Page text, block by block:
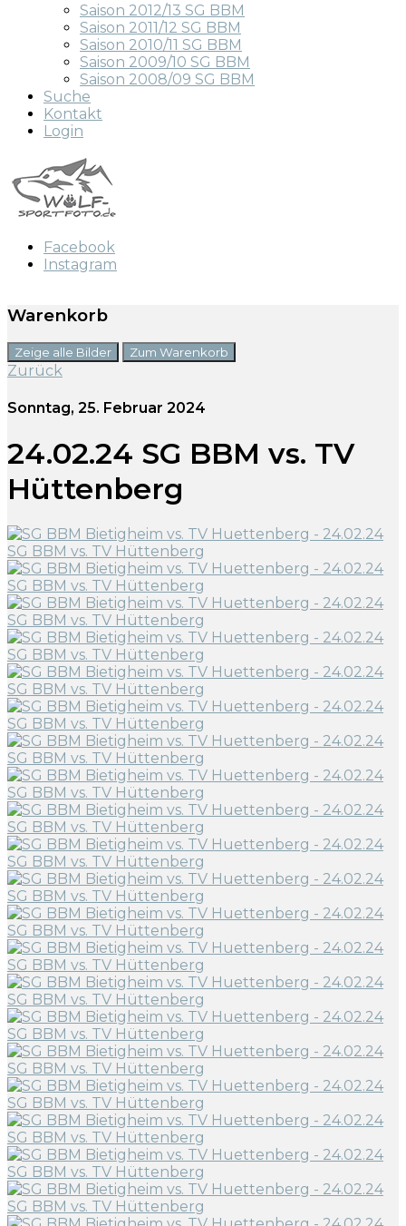
Saison 2012/13 SG BBM
Saison 2011/12 SG BBM
Saison 2010/11 SG BBM
Saison 2009/10 SG BBM
Saison 2008/09 SG BBM
Suche
Kontakt
Login
Facebook
Instagram
Warenkorb
Zeige alle Bilder Zum Warenkorb
Zurück
Sonntag, 25. Februar 2024
24.02.24 SG BBM vs. TV
Hüttenberg